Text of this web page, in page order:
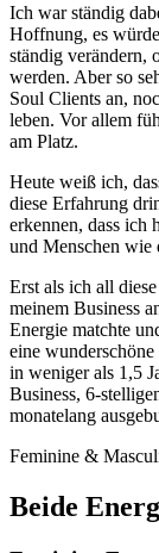
Ich war ständig
Hoffnung, es
ständig verändern,
werden. Aber so
Soul Clients an,
leben. Vor allem
am Platz.
Heute weiß ich,
diese Erfahrung
erkennen, dass ich
und Menschen wie
Erst als ich all
meinem Business
Energie matchte
eine
in weniger als 1,5
Business, 6-
monatelang
Feminine &
Beide